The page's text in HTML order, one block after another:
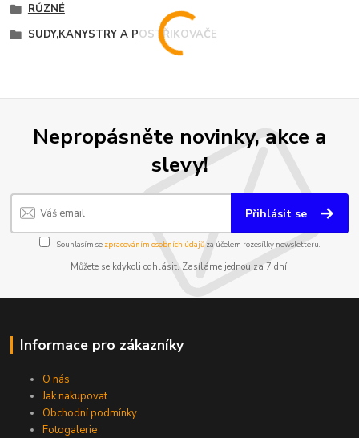
RŮZNÉ
SUDY,KANYSTRY A POSTŘIKOVAČE
Nepropásněte novinky, akce a
slevy!
Přihlásit se
Souhlasím se zpracováním osobních údajůza účelem rozesílky newsletteru.
Můžete se kdykoli odhlásit. Zasíláme jednou za 7 dní.
Informace pro zákazníky
O nás
Jak nakupovat
Obchodní podmínky
Fotogalerie